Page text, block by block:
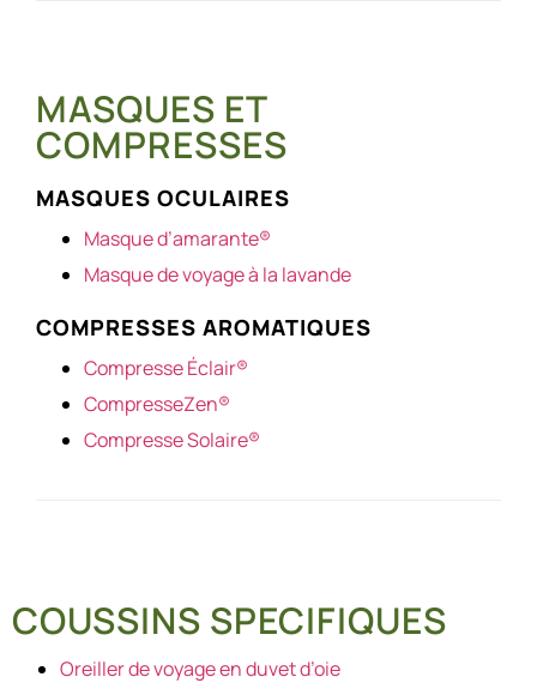
MASQUES ET
COMPRESSES
MASQUES OCULAIRES
Masque d’amarante®
Masque de voyage à la lavande
COMPRESSES AROMATIQUES
Compresse Éclair®
CompresseZen®
Compresse Solaire®
COUSSINS SPECIFIQUES
Oreiller de voyage en duvet d’oie